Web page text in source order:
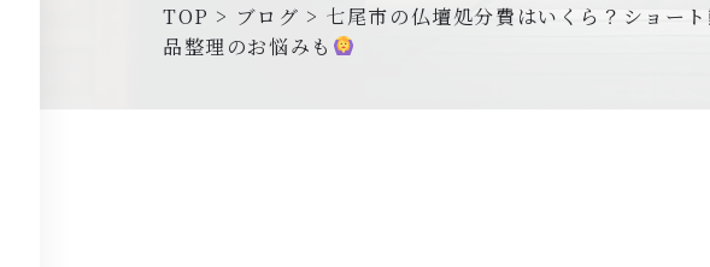
TOP > ブログ > 七尾市の仏壇処分費はいくら？ショー
品整理のお悩みも